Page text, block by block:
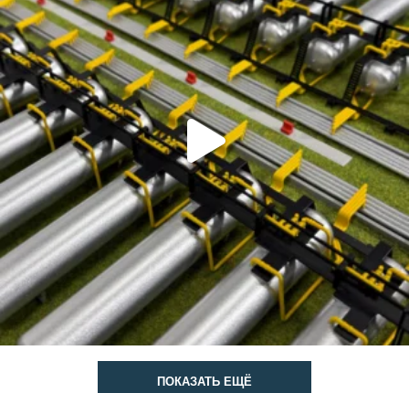
ПОКАЗАТЬ ЕЩЁ